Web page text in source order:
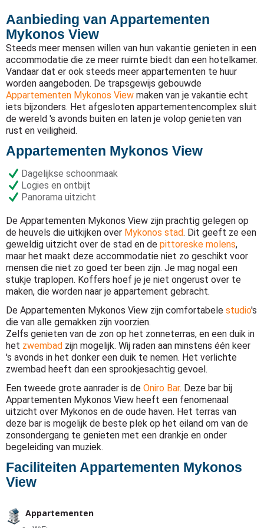
Aanbieding van Appartementen
Mykonos View
Steeds meer mensen willen van hun vakantie genieten in een
accommodatie die ze meer ruimte biedt dan een hotelkamer.
Vandaar dat er ook steeds meer appartementen te huur
worden aangeboden. De trapsgewijs gebouwde
Appartementen Mykonos View maken van je vakantie echt
iets bijzonders. Het afgesloten appartementencomplex sluit
de wereld 's avonds buiten en laten je volop genieten van
rust en veiligheid.
Appartementen Mykonos View
Dagelijkse schoonmaak
Logies en ontbijt
Panorama uitzicht
De Appartementen Mykonos View zijn prachtig gelegen op
de heuvels die uitkijken over Mykonos stad. Dit geeft ze een
geweldig uitzicht over de stad en de pittoreske molens,
maar het maakt deze accommodatie niet zo geschikt voor
mensen die niet zo goed ter been zijn. Je mag nogal een
stukje traplopen. Koffers hoef je je niet ongerust over te
maken, die worden naar je appartement gebracht.
De Appartementen Mykonos View zijn comfortabele studio's
die van alle gemakken zijn voorzien.
Zelfs genieten van de zon op het zonneterras, en een duik in
het zwembad zijn mogelijk. Wij raden aan minstens één keer
's avonds in het donker een duik te nemen. Het verlichte
zwembad heeft dan een sprookjesachtig gevoel.
Een tweede grote aanrader is de Oniro Bar. Deze bar bij
Appartementen Mykonos View heeft een fenomenaal
uitzicht over Mykonos en de oude haven. Het terras van
deze bar is mogelijk de beste plek op het eiland om van de
zonsondergang te genieten met een drankje en onder
begeleiding van muziek.
Faciliteiten Appartementen Mykonos
View
Appartementen